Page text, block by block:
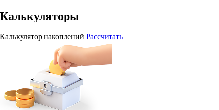
Калькуляторы
Калькулятор накоплений Рассчитать